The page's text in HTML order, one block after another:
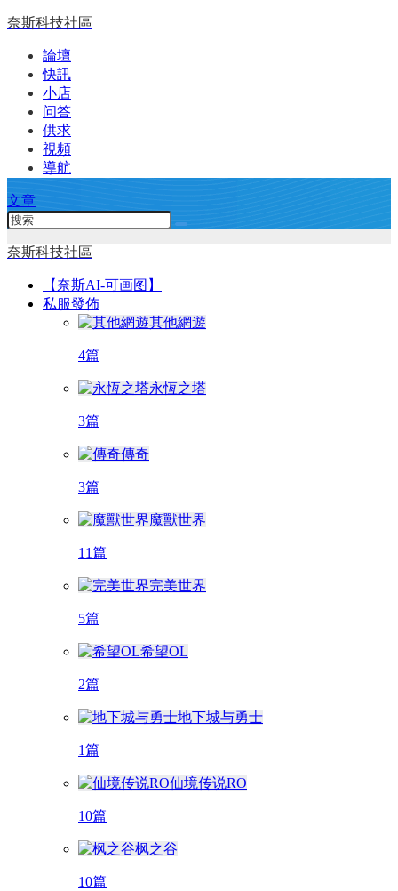
奈斯科技社區
論壇
快訊
小店
问答
供求
視頻
導航
文章
奈斯科技社區
【奈斯AI-可画图】
私服發佈
其他網遊
4篇
永恆之塔
3篇
傳奇
3篇
魔獸世界
11篇
完美世界
5篇
希望OL
2篇
地下城与勇士
1篇
仙境传说RO
10篇
枫之谷
10篇